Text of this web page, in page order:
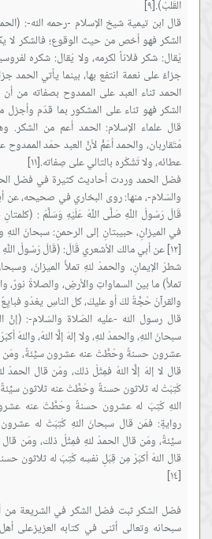
قال ابن تيمية شيخ الإسلام -رحمه الله-:
الشكر فهو أخص من حيث الوقوع؛ فالشكر لا
يُقال: شكر فلاناً لكرمه، ولا يُقال: شكره
الحمد ثناء العبد على الممدوح بصفاته من
الشكر فهو ثناء على المشكور بما قدّم وأجزل
قال علماء الإسلام: الحمد أعم من الشكر.
مُتَقاربان، والحمد أعَمُّ لأنَّ العبد حمَد
فضل الحمد وردت أحاديث كثيرة في فضل
والسّلام-، منها: روى البخاري في صحيحه، عن
قَالَ رَسُولُ اللَّهِ صَلَّى اللَّهُ عَلَيْهِ وَسَلَّمَ : (كلمتانِ
في الميزانِ، حبيبتانِ إلى الرحمنِ: سبحانَ
[١٢] عن أبي مالك الأشعري قَالَ: (قَالَ رَسُولُ
شطرُ الإيمانِ، والحمدُ للهِ تملأُ الميزانَ،
تملأُ) ما بين السماواتِ والأرضِ، والصلاةُ نورٌ،
قال رسول الله -عليه الصّلاة والسّلام-: (إنَّ
سبحانَ اللهِ، والحمدُ للهِ، ولا إلهَ إلَّا اللهُ، واللهُ
عشرون حسنةً وحُطَّتْ عنه عشرون سيِّئةً، ومَن
قال لا إلهَ إلَّا اللهُ فمِثْلُ ذلك، ومَن قال
كُتِبَتْ له ثلاثون حسنةً وحُطَّتْ عنه ثلاثون
اللهِ كُتِبَ له عشرون حسنةً وحُطَّتْ عنه
روايةٍ: فمَن قال سبحانَ اللهِ كُتِبَتْ له
سيِّئةً، ومَن قال الحمدُ للهِ فمِثْلُ ذلك، ومَن قال
قال اللهُ أكبَرُ مِن قِبَلِ نفسِه كُتِبَ له ثلاثون
سبحانه وتعالى أثنى في كتابه العزيزعلى